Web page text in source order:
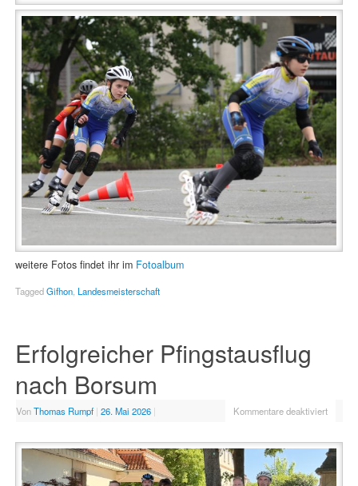
weitere Fotos findet ihr im Fotoalbum
TaggedGifhon, Landesmeisterschaft
Erfolgreicher Pfingstausflug
nach Borsum
VonThomas Rumpf | 26. Mai 2026 | Kommentare deaktiviert